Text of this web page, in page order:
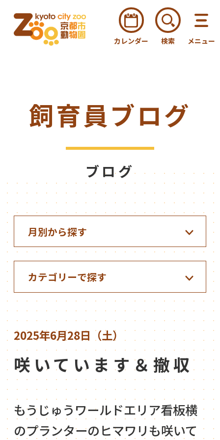
カレンダー 検索 メニュー
飼育員ブログ
ブログ
2025年6月28日（土）
咲いています＆撤収
もうじゅうワールドエリア看板横
のプランターのヒマワリも咲いて